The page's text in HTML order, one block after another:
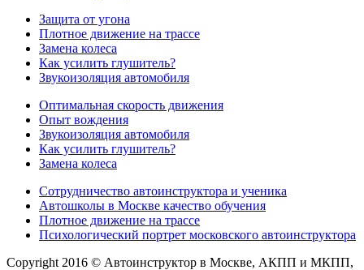
Защита от угона
Плотное движение на трассе
Замена колеса
Как усилить глушитель?
Звукоизоляция автомобиля
Оптимальная скорость движения
Опыт вождения
Звукоизоляция автомобиля
Как усилить глушитель?
Замена колеса
Сотрудничество автоинструктора и ученика
Автошколы в Москве качество обучения
Плотное движение на трассе
Психологический портрет московского автоинструктора
Copyright 2016 © Автоинструктор в Москве, АКПП и МКПП,